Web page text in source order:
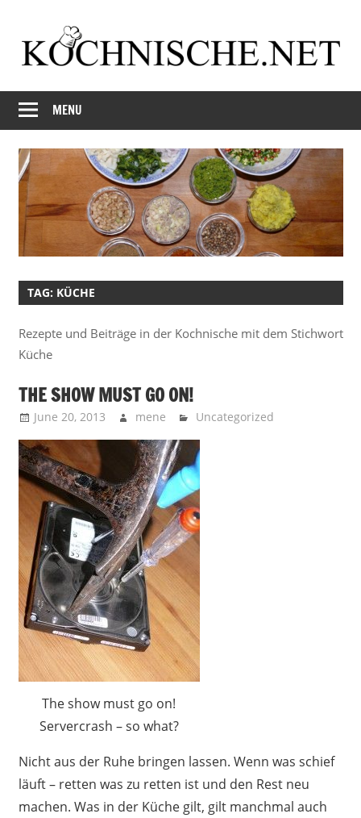
content
Kochnische.net
another
Foodblog
MENU
TAG: KÜCHE
Rezepte und Beiträge in der Kochnische mit dem Stichwort
Küche
THE SHOW MUST GO ON!
June 20, 2013 mene Uncategorized
The show must go on!
Servercrash – so what?
Nicht aus der Ruhe bringen lassen. Wenn was schief
läuft – retten was zu retten ist und den Rest neu
machen. Was in der Küche gilt, gilt manchmal auch